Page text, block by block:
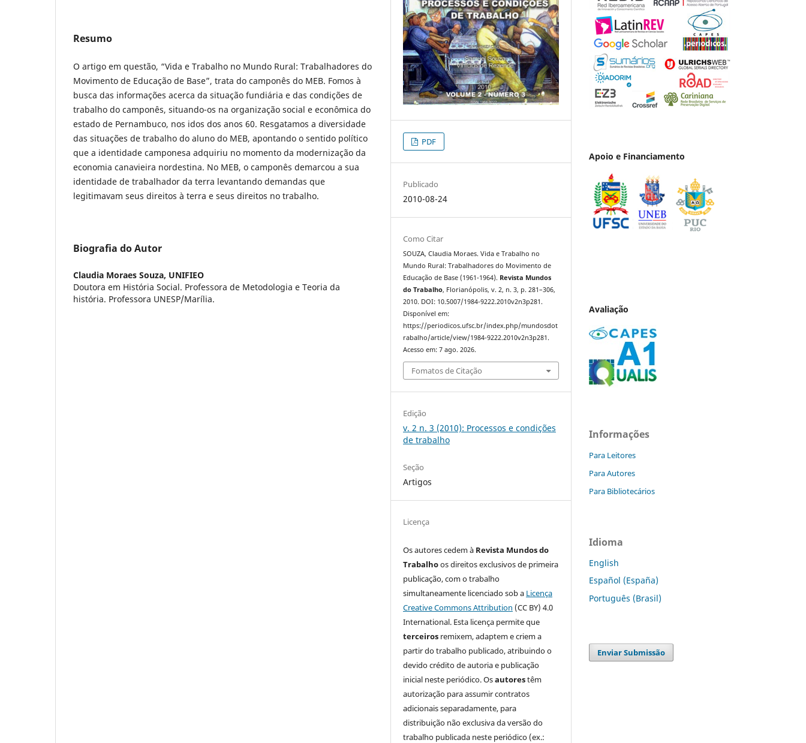
Resumo
O artigo em questão, “Vida e Trabalho no Mundo Rural: Trabalhadores do
Movimento de Educação de Base”, trata do camponês do MEB. Fomos à
busca das informações acerca da situação fundiária e das condições de
trabalho do camponês, situando-os na organização social e econômica do
estado de Pernambuco, nos idos dos anos 60. Resgatamos a diversidade
das situações de trabalho do aluno do MEB, apontando o sentido político
que a identidade camponesa adquiriu no momento da modernização da
economia canavieira nordestina. No MEB, o camponês demarcou a sua
identidade de trabalhador da terra levantando demandas que
legitimavam seus direitos à terra e seus direitos no trabalho.
Biografia do Autor
Claudia Moraes Souza, UNIFIEO
Doutora em História Social. Professora de Metodologia e Teoria da
história. Professora UNESP/Marília.
PDF
Publicado
2010-08-24
Como Citar
SOUZA, Claudia Moraes. Vida e Trabalho no
Mundo Rural: Trabalhadores do Movimento de
Educação de Base (1961-1964). Revista Mundos
do Trabalho, Florianópolis, v. 2, n. 3, p. 281–306,
2010. DOI: 10.5007/1984-9222.2010v2n3p281.
Disponível em:
https://periodicos.ufsc.br/index.php/mundosdot
rabalho/article/view/1984-9222.2010v2n3p281.
Acesso em: 7 ago. 2026.
Fomatos de Citação
Edição
v. 2 n. 3 (2010): Processos e condições
de trabalho
Seção
Artigos
Licença
Os autores cedem à Revista Mundos do
Trabalhoos direitos exclusivos de primeira
publicação, com o trabalho
simultaneamente licenciado sob a Licença
Creative Commons Attribution (CC BY) 4.0
International. Esta licença permite que
terceiros remixem, adaptem e criem a
partir do trabalho publicado, atribuindo o
devido crédito de autoria e publicação
inicial neste periódico. Osautorestêm
autorização para assumir contratos
adicionais separadamente, para
distribuição não exclusiva da versão do
trabalho publicada neste periódico (ex.:
Apoio e Financiamento
Avaliação
Informações
Para Leitores
Para Autores
Para Bibliotecários
Idioma
English
Español (España)
Português (Brasil)
Enviar Submissão